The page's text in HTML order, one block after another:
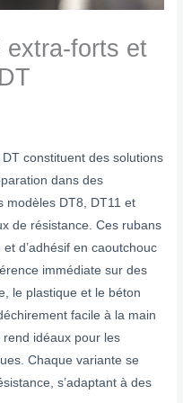
forts et
constituent des solutions
dans des
modèles DT8, DT11 et
de résistance. Ces rubans
d’adhésif en caoutchouc
immédiate sur des
le plastique et le béton
facile à la main
rend idéaux pour les
Chaque variante se
s’adaptant à des